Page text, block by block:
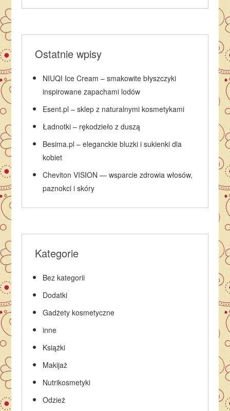
Ostatnie wpisy
NIUQI Ice Cream – smakowite błyszczyki
inspirowane zapachami lodów
Esent.pl – sklep z naturalnymi kosmetykami
Ładnotki – rękodzieło z duszą
Besima.pl – eleganckie bluzki i sukienki dla
kobiet
Cheviton VISION — wsparcie zdrowia włosów,
paznokci i skóry
Kategorie
Bez kategorii
Dodatki
Gadżety kosmetyczne
inne
Książki
Makijaż
Nutrikosmetyki
Odzież